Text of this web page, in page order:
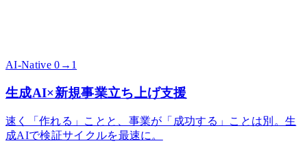
AI-Native 0→1
生成AI×新規事業立ち上げ支援
速く「作れる」ことと、事業が「成功する」ことは別。生
成AIで検証サイクルを最速に。